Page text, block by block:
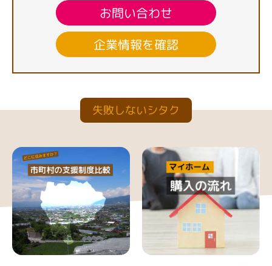
お問い合わせ
企業情報を確認
失敗しないシタク